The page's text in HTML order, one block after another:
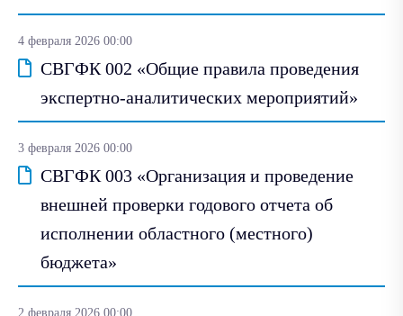
4 февраля 2026 00:00
СВГФК 002 «Общие правила проведения
экспертно-аналитических мероприятий»
3 февраля 2026 00:00
СВГФК 003 «Организация и проведение
внешней проверки годового отчета об
исполнении областного (местного)
бюджета»
2 февраля 2026 00:00